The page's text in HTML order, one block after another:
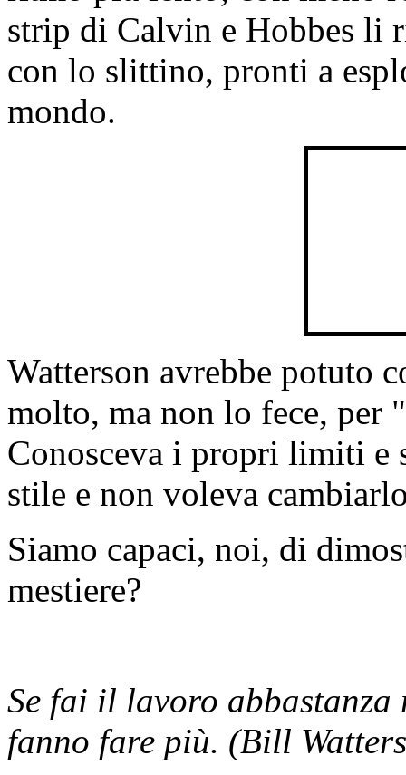
strip di Calvin e Hobbes li
con lo slittino, pronti a
mondo.
Watterson avrebbe potuto
molto, ma non lo fece,
Conosceva i propri limiti e
stile e non voleva
Siamo capaci, noi, di
mestiere?
Se fai il lavoro
fanno fare più. (Bill